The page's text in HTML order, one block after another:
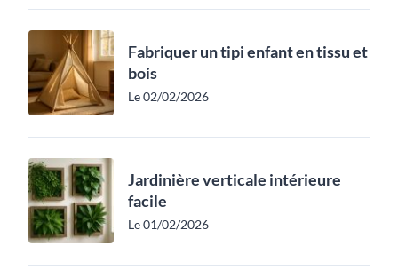
Fabriquer un tipi enfant en tissu et
bois
Le 02/02/2026
Jardinière verticale intérieure
facile
Le 01/02/2026